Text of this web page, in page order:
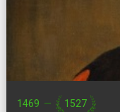
1469 — 1527